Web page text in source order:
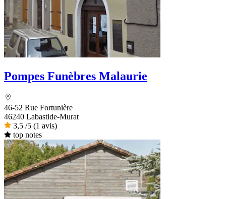
Pompes Funèbres Malaurie
46-52 Rue Fortunière
46240 Labastide-Murat
3,5 /5 (1 avis)
top notes